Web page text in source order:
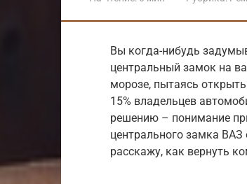
Вы когда-нибудь
центральный замок на
морозе, пытаясь
15% владельцев
решению – понимание
центрального замка
расскажу, как вернуть